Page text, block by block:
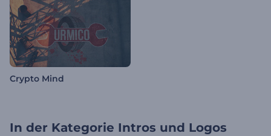
Crypto Mind
In der Kategorie Intros und Logos